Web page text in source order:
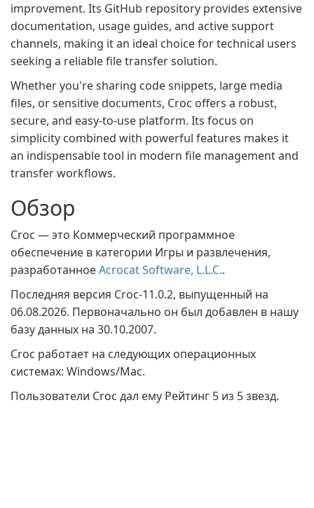
improvement. Its GitHub repository provides extensive
documentation, usage guides, and active support
channels, making it an ideal choice for technical users
seeking a reliable file transfer solution.
Whether you're sharing code snippets, large media
files, or sensitive documents, Croc offers a robust,
secure, and easy-to-use platform. Its focus on
simplicity combined with powerful features makes it
an indispensable tool in modern file management and
transfer workflows.
Обзор
Croc — это Коммерческий программное
обеспечение в категории Игры и развлечения,
разработанноеAcrocat Software, L.L.C..
Последняя версия Croc-11.0.2, выпущенный на
06.08.2026. Первоначально он был добавлен в нашу
базу данных на 30.10.2007.
Croc работает на следующих операционных
системах: Windows/Mac.
Пользователи Croc дал ему Рейтинг 5 из 5 звезд.